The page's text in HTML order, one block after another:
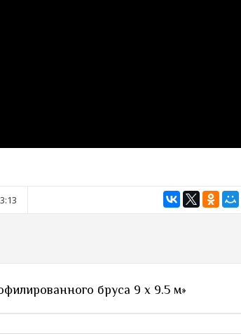
бруса 9 х 9.5 м»